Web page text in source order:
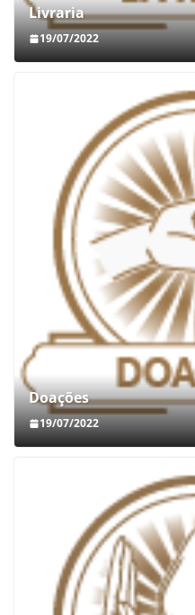
Livraria
19/07/2022
Doações
19/07/2022